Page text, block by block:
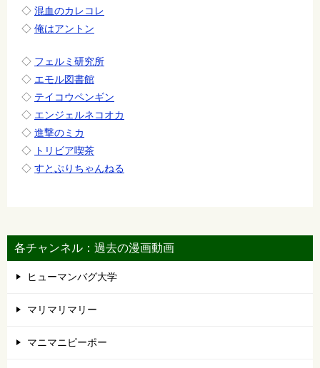
◇ 混血のカレコレ
◇ 俺はアントン
◇ フェルミ研究所
◇ エモル図書館
◇ テイコウペンギン
◇ エンジェルネコオカ
◇ 進撃のミカ
◇ トリビア喫茶
◇ すとぷりちゃんねる
各チャンネル：過去の漫画動画
ヒューマンバグ大学
マリマリマリー
マニマニピーポー